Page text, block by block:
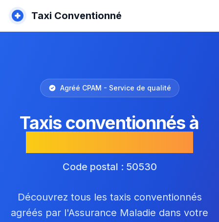
Taxi Conventionné
Agréé CPAM - Service de qualité
Taxis conventionnés à
Code postal : 50530
Découvrez tous les taxis conventionnés
agréés par l'Assurance Maladie dans votre